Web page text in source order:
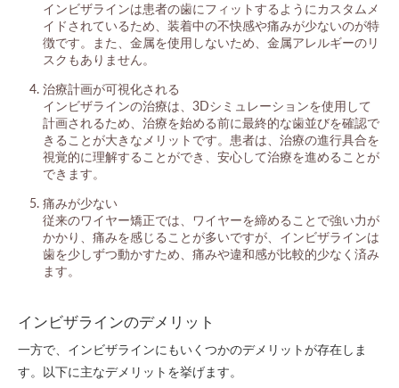
インビザラインは患者の歯にフィットするようにカスタムメ
イドされているため、装着中の不快感や痛みが少ないのが特
徴です。また、金属を使用しないため、金属アレルギーのリ
スクもありません。
治療計画が可視化される
インビザラインの治療は、3Dシミュレーションを使用して
計画されるため、治療を始める前に最終的な歯並びを確認で
きることが大きなメリットです。患者は、治療の進行具合を
視覚的に理解することができ、安心して治療を進めることが
できます。
痛みが少ない
従来のワイヤー矯正では、ワイヤーを締めることで強い力が
かかり、痛みを感じることが多いですが、インビザラインは
歯を少しずつ動かすため、痛みや違和感が比較的少なく済み
ます。
インビザラインのデメリット
一方で、インビザラインにもいくつかのデメリットが存在しま
す。以下に主なデメリットを挙げます。